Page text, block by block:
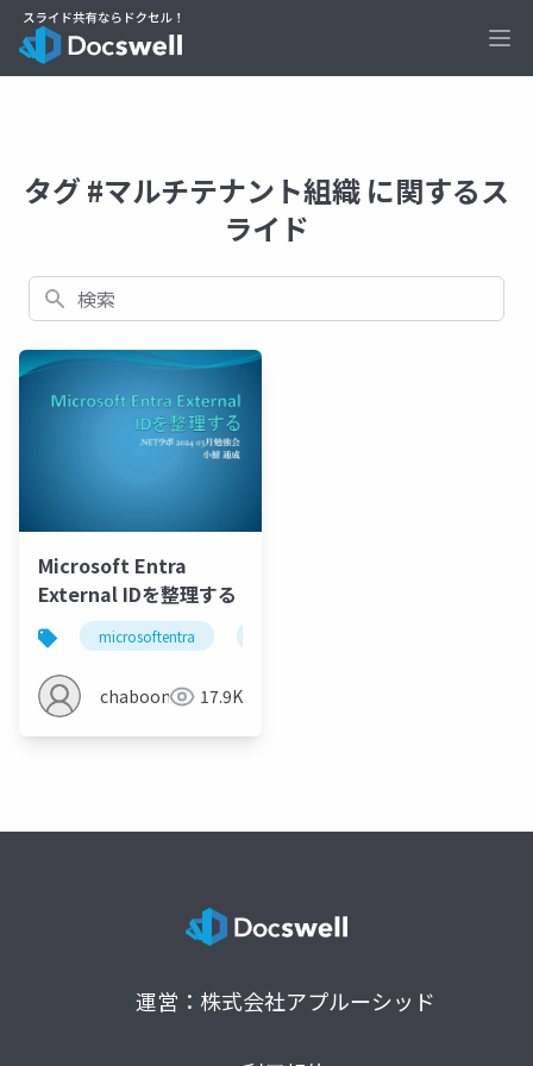
タグ #マルチテナント組織 に関するス
ライド
検索
Microsoft Entra
External IDを整理する
microsoftentra
chaboon 17.9K
運営：株式会社アプルーシッド